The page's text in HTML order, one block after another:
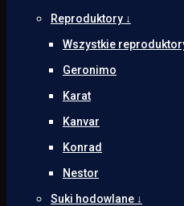
Reproduktory ↓
Wszystkie
Geronimo
Karat
Kanvar
Konrad
Nestor
Suki hodowlane ↓